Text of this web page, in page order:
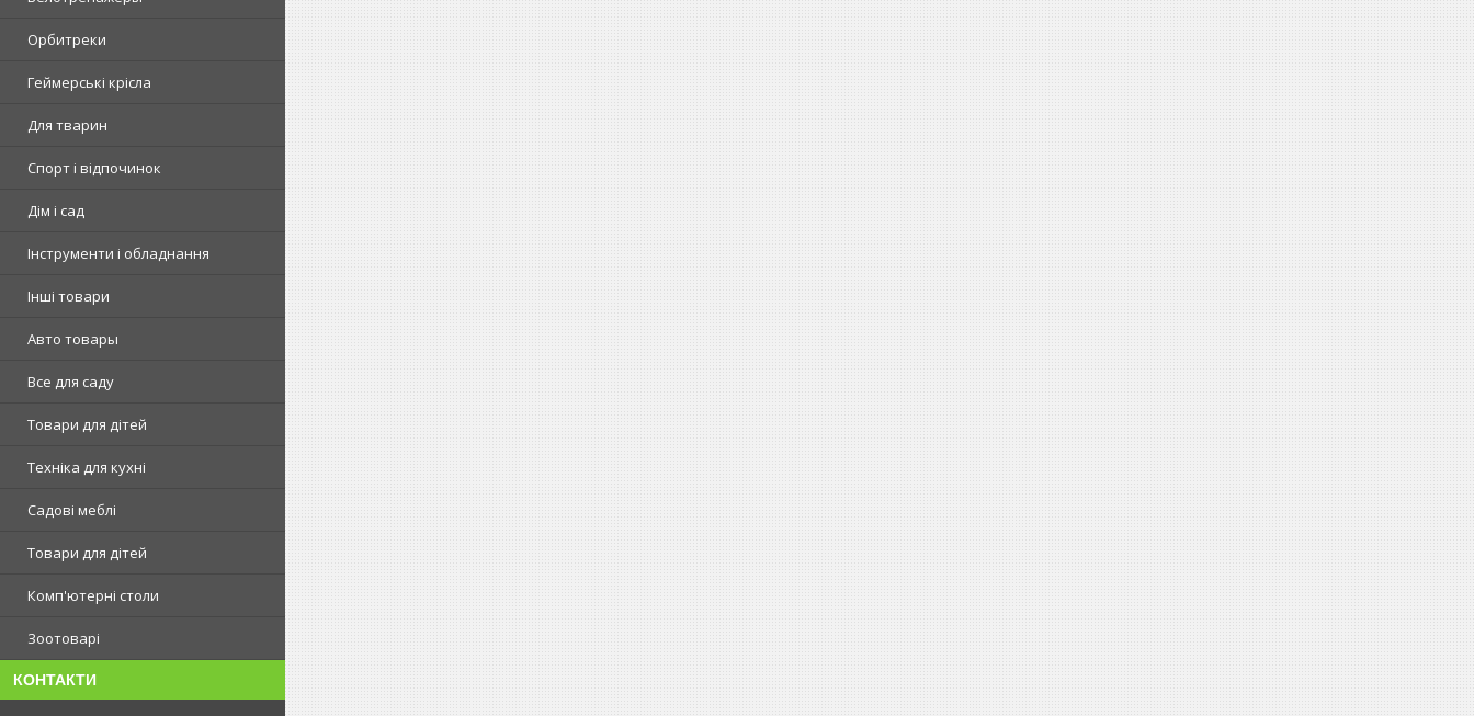
Орбитреки
Геймерські крісла
Для тварин
Спорт і відпочинок
Дім і сад
Інструменти і обладнання
Інші товари
Авто товары
Все для саду
Товари для дітей
Техніка для кухні
Садові меблі
Товари для дітей
Комп'ютерні столи
Зоотоварі
КОНТАКТИ